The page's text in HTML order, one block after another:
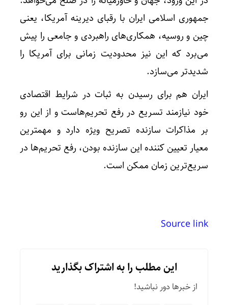
جمهوری اسلامی ایران با رقبای دیرینه آمریکا، یعنی
چین و روسیه، همکاری‌های راهبردی و جامعی را پیش
می‌برد که این نیز محدودیت زمانی برای آمریکا را
شدیدتر می‌سازد.
ایران هم برای رسیدن به ثبات در شرایط اقتصادی
خود نیازمند تسریع در رفع تحریم‌هاست و از این رو
بر مذاکرات سازنده تصریح ویژه دارد و مهمترین
معیار تعیین کننده این سازنده بودن، رفع تحریم‌ها در
سریع‌ترین زمان ممکن است.
Source link
این مطلب را به اشتراک بگذارید
از خبرها دور نباشید!